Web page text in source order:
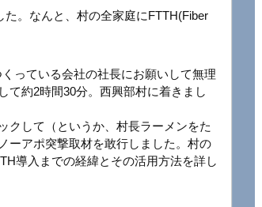
。なんと、村の全家庭にFTTH(Fiber
っている会社の社長にお願いして無理
て約2時間30分。西興部村に着きまし
クして（というか、村長ラーメンをた
ーアポ突撃取材を敢行しました。村の
導入までの経緯とその活用方法を詳し